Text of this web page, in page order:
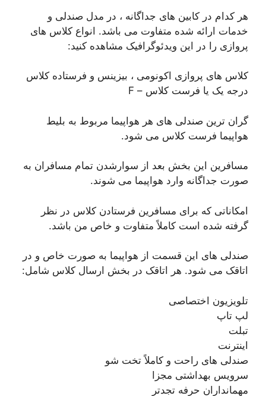
هر کدام در کابین های جداگانه ، در مدل صندلی و
خدمات ارائه شده متفاوت می باشد. انواع کلاس های
پروازی را در این ویدئوگرافیک مشاهده کنید:
کلاس های پروازی اکونومی ، بیزینس و فرستاده کلاس
درجه یک یا فرست کلاس – F
گران ترین صندلی های هر هواپیما مربوط به بلیط
هواپیما فرست کلاس می شود.
مسافرین این بخش بعد از سوارشدن تمام مسافران به
صورت جداگانه وارد هواپیما می شوند.
امکاناتی که برای مسافرین فرستادن کلاس در نظر
گرفته شده است کاملاً متفاوت و خاص من باشد.
صندلی های این قسمت از هواپیما به صورت خاص و در
اتاقک می شود. هر اتاقک در بخش ارسال کلاس شامل:
تلویزیون اختصاصی
لپ تاپ
تبلت
اینترنت
صندلی های راحت و کاملاً تخت شو
سرویس بهداشتی مجزا
مهمانداران حرفه تجدتر